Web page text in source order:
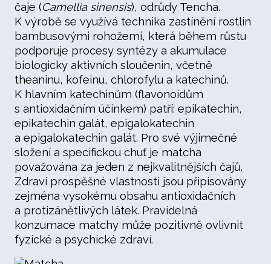
čaje (Camellia sinensis), odrůdy Tencha.
K výrobě se využívá technika zastínění rostlin
bambusovými rohožemi, která během růstu
podporuje procesy syntézy a akumulace
biologicky aktivních sloučenin, včetně
theaninu, kofeinu, chlorofylu a katechinů.
K hlavním katechinům (flavonoidům
s antioxidačním účinkem) patří: epikatechin,
epikatechin galát, epigalokatechin
a epigalokatechin galát. Pro své výjimečné
složení a specifickou chuť je matcha
považována za jeden z nejkvalitnějších čajů.
Zdraví prospěšné vlastnosti jsou připisovány
zejména vysokému obsahu antioxidačních
a protizánětlivých látek. Pravidelná
konzumace matchy může pozitivně ovlivnit
fyzické a psychické zdraví.